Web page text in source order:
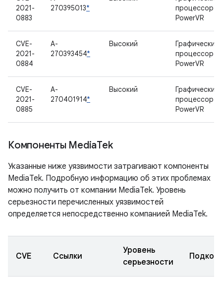
2021-
0883
270395013*
процессор
PowerVR
CVE-
2021-
0884
A-
270393454*
Высокий
Графический
процессор
PowerVR
CVE-
2021-
0885
A-
270401914*
Высокий
Графический
процессор
PowerVR
Компоненты MediaTek
Указанные ниже уязвимости затрагивают компоненты
MediaTek. Подробную информацию об этих проблемах
можно получить от компании MediaTek. Уровень
серьезности перечисленных уязвимостей
определяется непосредственно компанией MediaTek.
CVE Ссылки
Уровень
серьезности